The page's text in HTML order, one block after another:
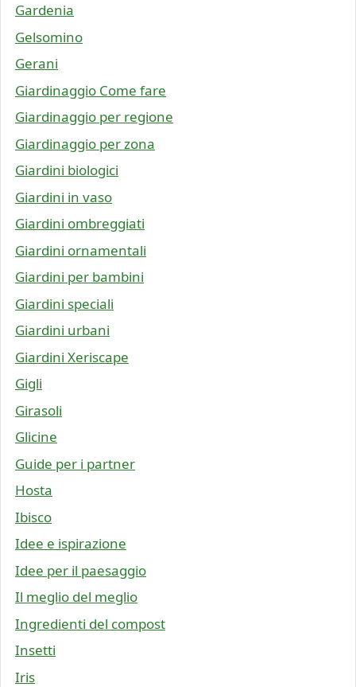
Gardenia
Gelsomino
Gerani
Giardinaggio Come fare
Giardinaggio per regione
Giardinaggio per zona
Giardini biologici
Giardini in vaso
Giardini ombreggiati
Giardini ornamentali
Giardini per bambini
Giardini speciali
Giardini urbani
Giardini Xeriscape
Gigli
Girasoli
Glicine
Guide per i partner
Hosta
Ibisco
Idee e ispirazione
Idee per il paesaggio
Il meglio del meglio
Ingredienti del compost
Insetti
Iris